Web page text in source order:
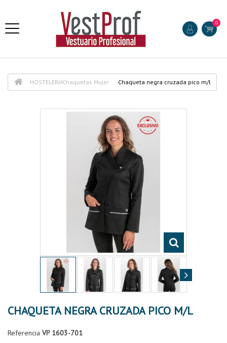
0
HOSTELERIAChaquetas Mujer Chaqueta negra cruzada pico m/l
CHAQUETA NEGRA CRUZADA PICO M/L
Referencia VP 1603-701